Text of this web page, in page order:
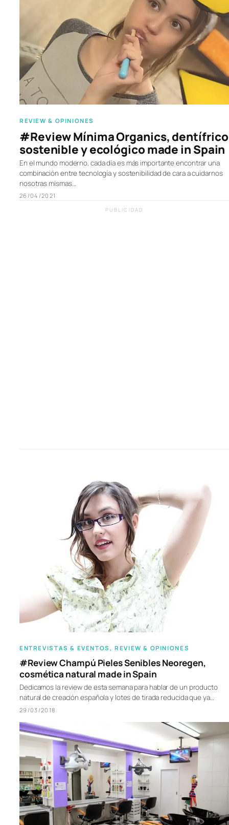
REVIEW & OPINIONES
#Review Mínima Organics, dentífrico
sostenible y ecológico made in Spain
En el mundo moderno, cada día es más importante encontrar una
combinación entre tecnología y sostenibilidad de cara a cuidarnos
nosotras mismas…
26/04/2021
PUBLICIDAD
ENTREVISTAS & EVENTOS , REVIEW & OPINIONES
#Review Champú Pieles Senibles Neoregen,
cosmética natural made in Spain
Dedicamos la review de esta semana para hablar de un producto
natural de creación española y lotes de tirada reducida que ya…
29/03/2018